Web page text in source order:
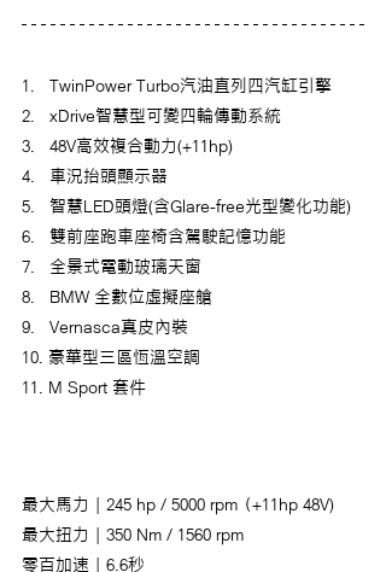
1.   TwinPower Turbo汽油直列四汽缸引擎
2.   xDrive智慧型可變四輪傳動系統
3.   48V高效複合動力(+11hp)
4.   車況抬頭顯示器
5.   智慧LED頭燈(含Glare-free光型變化功能)
6.   雙前座跑車座椅含駕駛記憶功能
7.   全景式電動玻璃天窗
8.   BMW 全數位虛擬座艙
9.   Vernasca真皮內裝
10. 豪華型三區恆溫空調
11. M Sport 套件
最大馬力 | 245 hp / 5000 rpm （+11hp 48V)
最大扭力 | 350 Nm / 1560 rpm
零百加速 | 6.6秒